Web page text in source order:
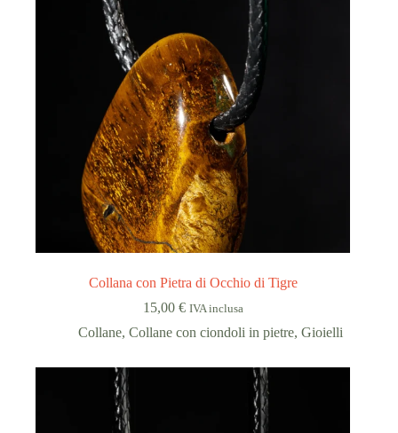
Collana con Pietra di Occhio di Tigre
15,00 € IVA inclusa
Collane,Collane con ciondoli in pietre,Gioielli